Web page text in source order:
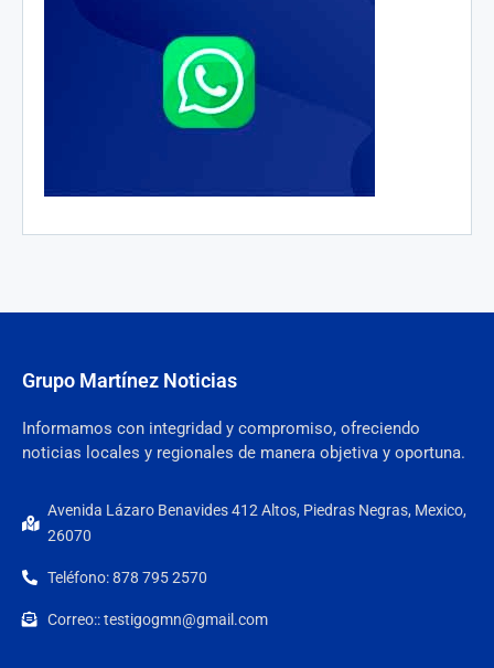
Grupo Martínez Noticias
Informamos con integridad y compromiso, ofreciendo
noticias locales y regionales de manera objetiva y oportuna.
Avenida Lázaro Benavides 412 Altos, Piedras Negras, Mexico,
26070
Teléfono: 878 795 2570
Correo:: testigogmn@gmail.com